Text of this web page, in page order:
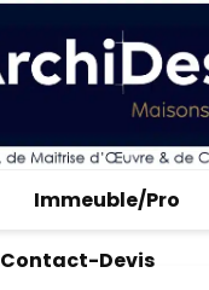
Immeuble/Pro
Contact-Devis